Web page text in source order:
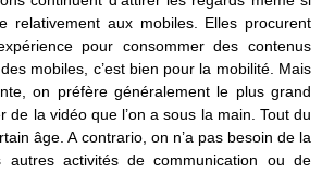
relativement aux mobiles. Elles procurent
pour consommer des contenus
mobiles, c’est bien pour la mobilité. Mais
on préfère généralement le plus grand
de la vidéo que l’on a sous la main. Tout du
âge. A contrario, on n’a pas besoin de la
activités de communication ou de